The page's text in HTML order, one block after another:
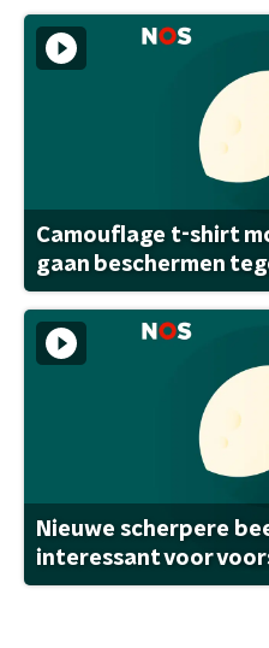
Camouflage t-shirt
gaan beschermen
Nieuwe scherpere
interessant voor